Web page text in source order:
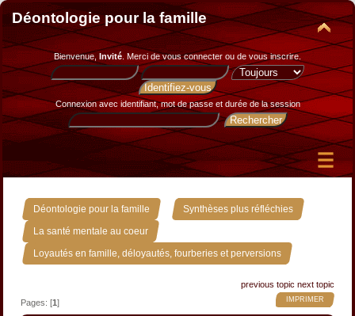
Déontologie pour la famille
Bienvenue, Invité. Merci devous connecter ou de vous inscrire.
Connexion avec identifiant, mot de passe et durée de la session
Déontologie pour la famille » Synthèses plus réfléchies »
La santé mentale au coeur »
Loyautés en famille, déloyautés, fourberies et perversions
previous topic next topic
IMPRIMER
Pages: [1]